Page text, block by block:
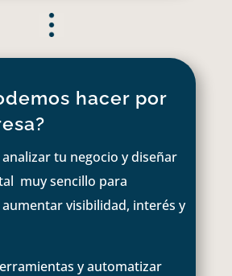
hacer por
tu negocio y diseñar
muy sencillo para
visibilidad, interés y
y automatizar